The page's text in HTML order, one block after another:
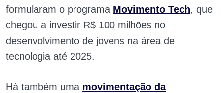
formularam o programa Movimento Tech, que
chegou a investir R$ 100 milhões no
desenvolvimento de jovens na área de
tecnologia até 2025.
Há também uma movimentação da